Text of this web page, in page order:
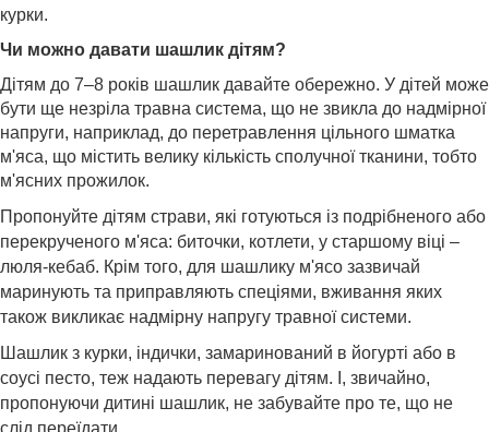
курки.
Чи можно давати шашлик дітям?
Дітям до 7–8 років шашлик давайте обережно. У дітей може
бути ще незріла травна система, що не звикла до надмірної
напруги, наприклад, до перетравлення цільного шматка
м'яса, що містить велику кількість сполучної тканини, тобто
м'ясних прожилок.
Пропонуйте дітям страви, які готуються із подрібненого або
перекрученого м'яса: биточки, котлети, у старшому віці –
люля-кебаб. Крім того, для шашлику м'ясо зазвичай
маринують та приправляють спеціями, вживання яких
також викликає надмірну напругу травної системи.
Шашлик з курки, індички, замаринований в йогурті або в
соусі песто, теж надають перевагу дітям. І, звичайно,
пропонуючи дитині шашлик, не забувайте про те, що не
слід переїдати.